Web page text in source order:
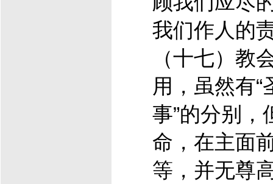
我们作人的
（十七）教
用，虽然有“
事”的分别，
命，在主面
等，并无尊